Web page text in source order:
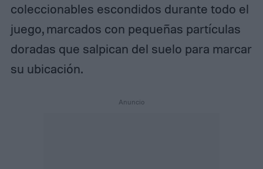
coleccionables escondidos durante todo el
juego, marcados con pequeñas partículas
doradas que salpican del suelo para marcar
su ubicación.